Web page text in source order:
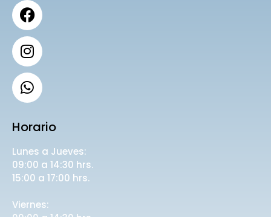
Horario
Lunes a Jueves:
09:00 a 14:30 hrs.
15:00 a 17:00 hrs.
Viernes: